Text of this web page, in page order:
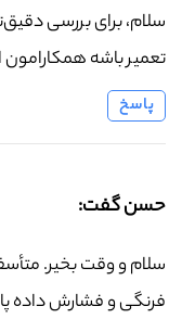
سلام، برای بررسی
تعمیر باشه
پاسخ
حسن گفت:
سلام و وقت بخیر.
فرنگی و فشارش داده